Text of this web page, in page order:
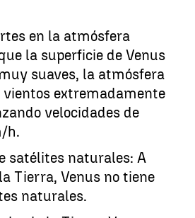
en la atmósfera
la superficie de Venus
suaves, la atmósfera
vientos extremadamente
velocidades de
h.
satélites naturales: A
Tierra, Venus no tiene
naturales.